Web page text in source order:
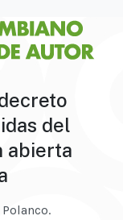
del
abierta